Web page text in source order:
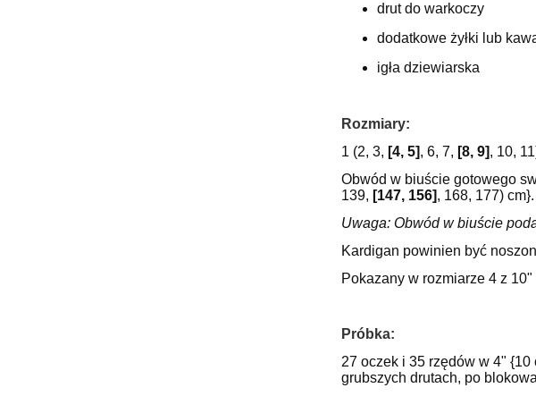
drut do warkoczy
dodatkowe żyłki lub
igła dziewiarska
Rozmiary:
1 (2, 3, [4, 5], 6, 7, [8, 9], 10,
Obwód w biuście gotowego
139, [147, 156], 168, 177) cm}.
Uwaga: Obwód w biuście
Kardigan powinien być
Pokazany w rozmiarze 4 z
Próbka:
27 oczek i 35 rzędów w 4"
grubszych drutach, po